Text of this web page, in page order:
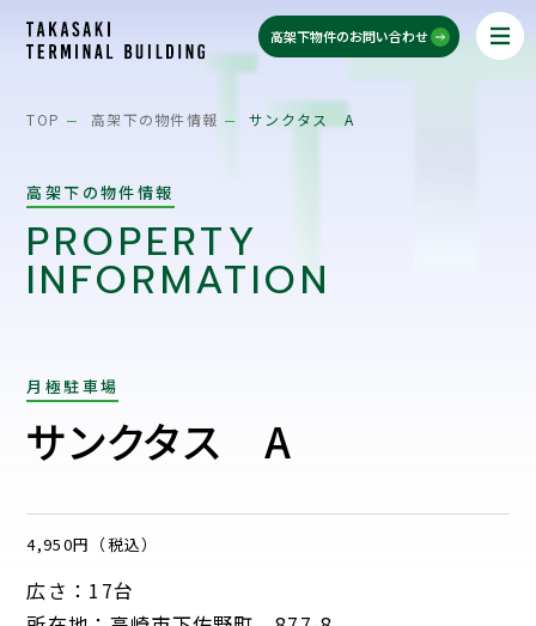
高架下物件のお問い合わせ
TOP 高架下の物件情報 サンクタス A
高架下の物件情報
PROPERTY
INFORMATION
月極駐車場
サンクタス A
4,950円（税込）
広さ：17台